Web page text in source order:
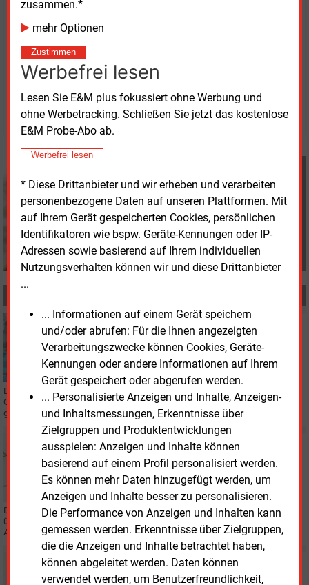
zusammen.*
mehr Optionen
Zustimmen
Werbefrei lesen
Lesen Sie E&M plus fokussiert ohne Werbung und
ohne Werbetracking. Schließen Sie jetzt das kostenlose
E&M Probe-Abo ab.
Werbefrei lesen
* Diese Drittanbieter und wir erheben und verarbeiten
personenbezogene Daten auf unseren Plattformen. Mit
auf Ihrem Gerät gespeicherten Cookies, persönlichen
Identifikatoren wie bspw. Geräte-Kennungen oder IP-
Adressen sowie basierend auf Ihrem individuellen
Nutzungsverhalten können wir und diese Drittanbieter
...
... Informationen auf einem Gerät speichern
und/oder abrufen: Für die Ihnen angezeigten
Verarbeitungszwecke können Cookies, Geräte-
Kennungen oder andere Informationen auf Ihrem
Gerät gespeichert oder abgerufen werden.
... Personalisierte Anzeigen und Inhalte, Anzeigen-
und Inhaltsmessungen, Erkenntnisse über
Zielgruppen und Produktentwicklungen
ausspielen: Anzeigen und Inhalte können
basierend auf einem Profil personalisiert werden.
Es können mehr Daten hinzugefügt werden, um
Anzeigen und Inhalte besser zu personalisieren.
Die Performance von Anzeigen und Inhalten kann
gemessen werden. Erkenntnisse über Zielgruppen,
die die Anzeigen und Inhalte betrachtet haben,
können abgeleitet werden. Daten können
verwendet werden, um Benutzerfreundlichkeit,
berichteten).
Montag, 19.09.2022, 13:18 Uhr
© 2026 Energie & Management GmbH
+49 (0) 8152 9311 18
d.spohn@energie-und-
management.de
Donnerstag, 16.02.2023, 16:02
PERSONALIE
Stadtwerke Osnabrück finden neuen Chef
Der 46-Jährige Daniel Waschow soll die angeschlagenen Stadtwerke
Osnabrück aus der Krise führen. Ein neuer Finanzvorstand wird weiterhin
gesucht.
Mittwoch, 9.11.2022, 16:40
STADTWERKE
Stadt und Belegschaft stützen Stadtwerke
Osnabrück
Der Kommunalversorger in Osnabrück erhält von der Stadt eine Finanzspritze
über 21,5
Millionen Euro. Und die Belegschaft macht bei der Leistungszulage
Abstriche.
Freitag, 21.10.2022, 15:12
PERSONALIE